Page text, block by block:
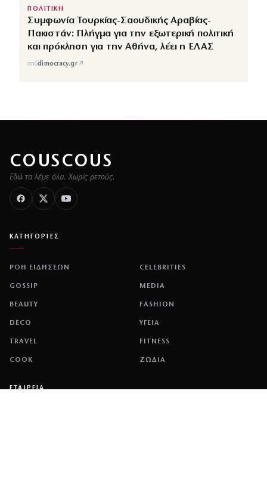
ΠΟΛΙΤΙΚΗ
Συμφωνία Τουρκίας-Σαουδικής Αραβίας-
Πακιστάν: Πλήγμα για την εξωτερική πολιτική
και πρόκληση για την Αθήνα, λέει η ΕΛΑΣ
απόdimocracy.gr↗
COUSCOUS
Εδώ τα λέμε όλα. Χωρίς ρετούς.
ΚΑΤΗΓΟΡΙΕΣ
ΡΟΗ ΕΙΔΗΣΕΩΝ CELEBRITIES
GOSSIP MEDIA
BEAUTY FASHION
DECO ΥΓΕΙΑ
TRAVEL FITNESS
COOK ΖΩΔΙΑ
ΕΤΑΙΡΕΙΑ